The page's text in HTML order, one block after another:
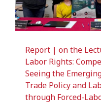
Report | on the
Labor Rights:
Seeing the
Trade Policy and
through Forced-